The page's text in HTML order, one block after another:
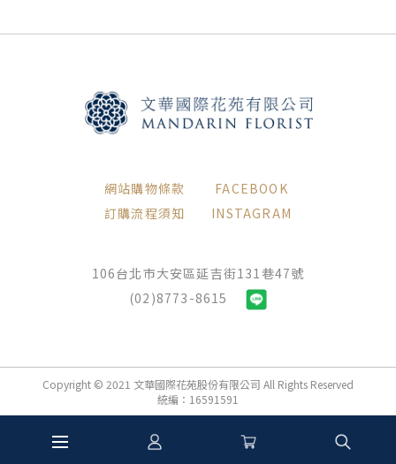
網站購物條款
訂購流程須知
FACEBOOK
INSTAGRAM
106台北市大安區延吉街131巷47號
(02)8773-8615
Copyright © 2021 文華國際花苑股份有限公司 All Rights Reserved
統編：16591591